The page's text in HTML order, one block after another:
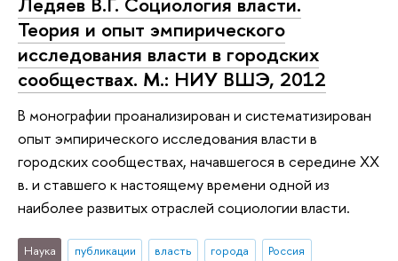
Теория и опыт эмпирического
исследования власти в городских
сообществах. М.: НИУ ВШЭ, 2012
В монографии проанализирован и систематизирован
опыт эмпирического исследования власти в
городских сообществах, начавшегося в середине ХХ
в. и ставшего к настоящему времени одной из
наиболее развитых отраслей социологии власти.
Наука публикации власть города Россия